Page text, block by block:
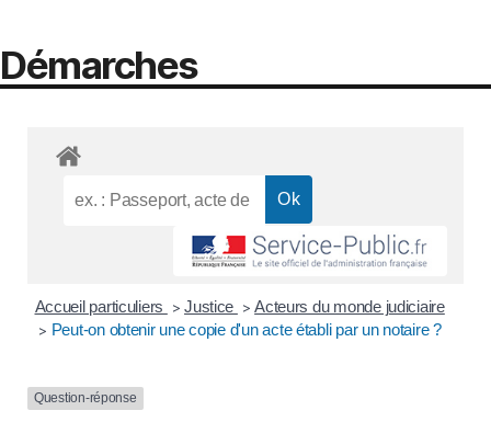
Démarches
Accueil particuliers > Justice > Acteurs du monde judiciaire
> Peut-on obtenir une copie d'un acte établi par un notaire ?
Question-réponse